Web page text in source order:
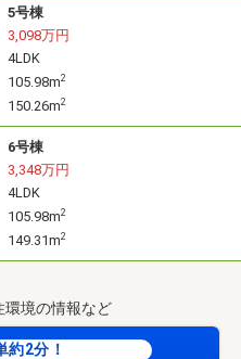
5号棟
3,098万円
4LDK
105.98m2
150.26m2
6号棟
3,348万円
4LDK
105.98m2
149.31m2
環境の情報など
約2分！